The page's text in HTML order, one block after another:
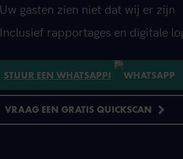
Uw gasten zien niet dat wij er zijn
Inclusief rapportages en digitale
STUUR EEN WHATSAPP!
VRAAG EEN GRATIS QUICKSCAN